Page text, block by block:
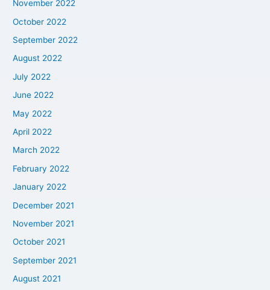
November 2022
October 2022
September 2022
August 2022
July 2022
June 2022
May 2022
April 2022
March 2022
February 2022
January 2022
December 2021
November 2021
October 2021
September 2021
August 2021